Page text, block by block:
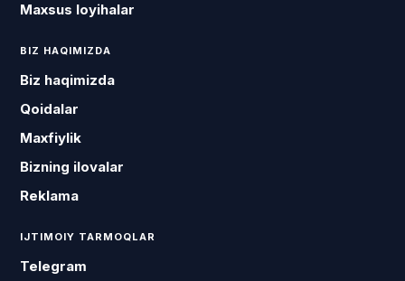
Maxsus loyihalar
BIZ HAQIMIZDA
Biz haqimizda
Qoidalar
Maxfiylik
Bizning ilovalar
Reklama
IJTIMOIY TARMOQLAR
Telegram